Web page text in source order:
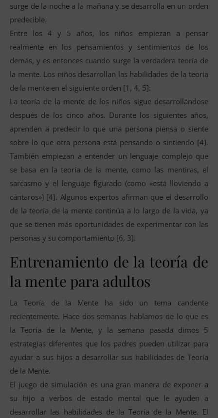
surge de la noche a la mañana y se desarrolla en un orden
predecible.
Entre los 4 y 5 años, los niños empiezan a pensar
realmente en los pensamientos y sentimientos de los
demás, y es entonces cuando surge la verdadera teoría de
la mente. Los niños desarrollan las habilidades de la teoría
de la mente en el siguiente orden [1, 4, 5]:
La teoría de la mente de los niños sigue desarrollándose
después de los cinco años. Durante los siguientes años,
aprenden a predecir lo que una persona piensa o siente
sobre lo que otra persona está pensando o sintiendo [4].
También empiezan a entender un lenguaje complejo que
se basa en la teoría de la mente, como las mentiras, el
sarcasmo y el lenguaje figurado (como «está lloviendo a
cántaros») [4]. Algunos expertos afirman que el desarrollo
de la teoría de la mente continúa a lo largo de la vida, ya
que se tienen más oportunidades de experimentar con las
personas y su comportamiento [6, 3].
Entrenamiento de la teoría de
la mente para adultos
La Teoría de la Mente ha sido un tema candente
recientemente. Hace dos semanas hablamos de lo que es
la Teoría de la Mente, y la semana pasada dimos 5
estrategias diferentes que los padres pueden utilizar para
ayudar a sus hijos a desarrollar sus habilidades de Teoría
de la Mente.
El juego de simulación es una gran manera de exponer a
su hijo a verbos de estado mental que le ayuden a
desarrollar las habilidades de la Teoría de la Mente. El